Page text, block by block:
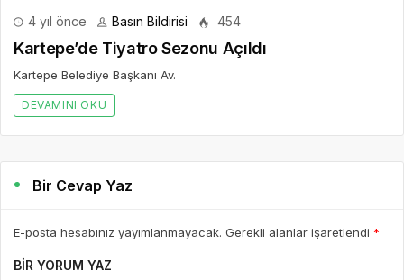
4 yıl önce Basın Bildirisi 454
Kartepe’de Tiyatro Sezonu Açıldı
Kartepe Belediye Başkanı Av.
DEVAMINI OKU
Bir Cevap Yaz
E-posta hesabınız yayımlanmayacak. Gerekli alanlar işaretlendi *
BIR YORUM YAZ